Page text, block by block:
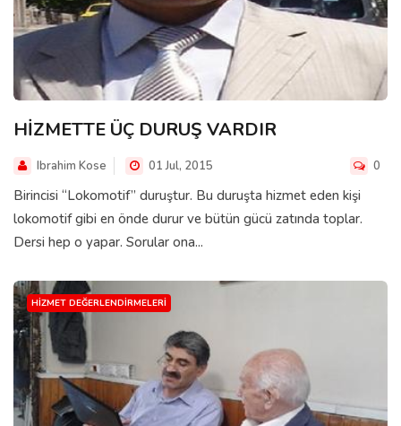
HİZMETTE ÜÇ DURUŞ VARDIR
Ibrahim Kose 01 Jul, 2015 0
Birincisi “Lokomotif” duruştur. Bu duruşta hizmet eden kişi
lokomotif gibi en önde durur ve bütün gücü zatında toplar.
Dersi hep o yapar. Sorular ona...
HIZMET DEĞERLENDIRMELERI